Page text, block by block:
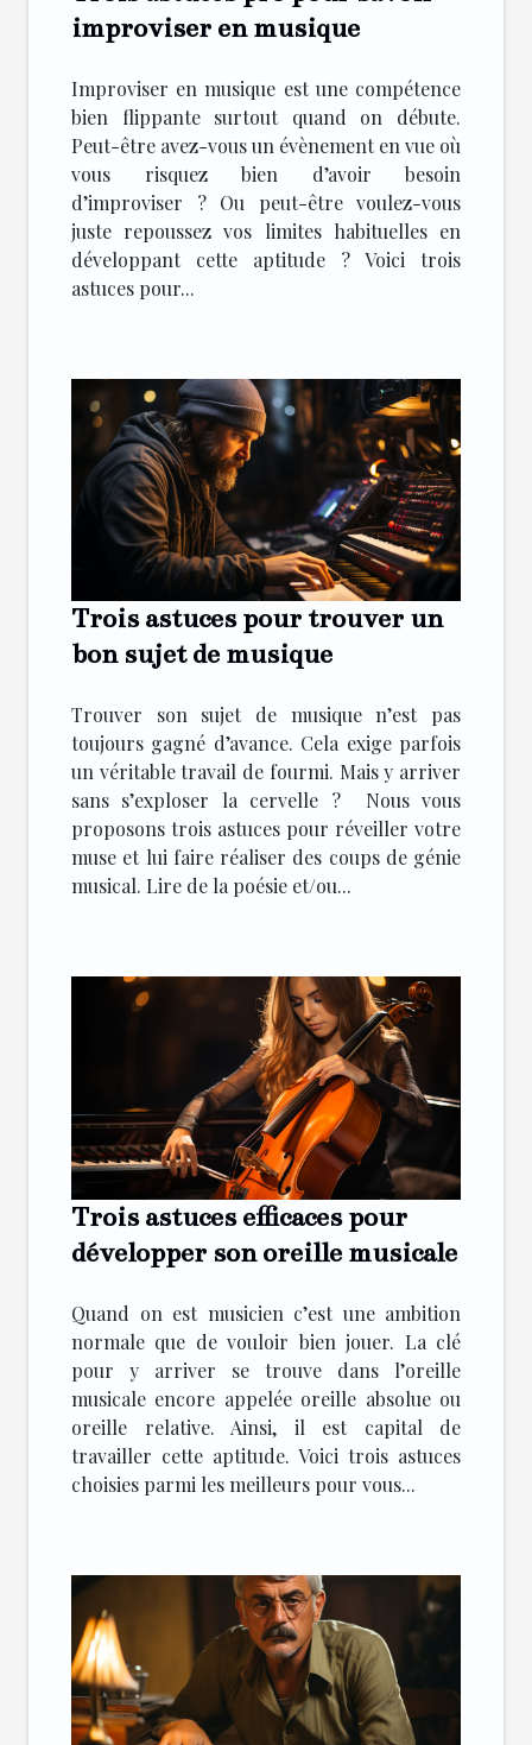
improviser en musique
Improviser en musique est une compétence
bien flippante surtout quand on débute.
Peut-être avez-vous un évènement en vue où
vous risquez bien d’avoir besoin
d’improviser ? Ou peut-être voulez-vous
juste repoussez vos limites habituelles en
développant cette aptitude ? Voici trois
astuces pour...
Trois astuces pour trouver un
bon sujet de musique
Trouver son sujet de musique n’est pas
toujours gagné d’avance. Cela exige parfois
un véritable travail de fourmi. Mais y arriver
sans s’exploser la cervelle ? Nous vous
proposons trois astuces pour réveiller votre
muse et lui faire réaliser des coups de génie
musical. Lire de la poésie et/ou...
Trois astuces efficaces pour
développer son oreille musicale
Quand on est musicien c’est une ambition
normale que de vouloir bien jouer. La clé
pour y arriver se trouve dans l’oreille
musicale encore appelée oreille absolue ou
oreille relative. Ainsi, il est capital de
travailler cette aptitude. Voici trois astuces
choisies parmi les meilleurs pour vous...